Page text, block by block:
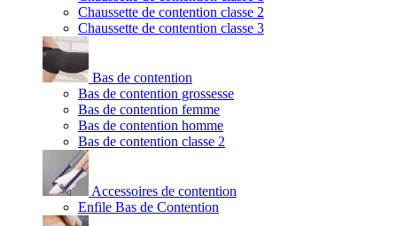
Chaussette de contention classe 2
Chaussette de contention classe 3
Bas de contention
Bas de contention grossesse
Bas de contention femme
Bas de contention homme
Bas de contention classe 2
Accessoires de contention
Enfile Bas de Contention